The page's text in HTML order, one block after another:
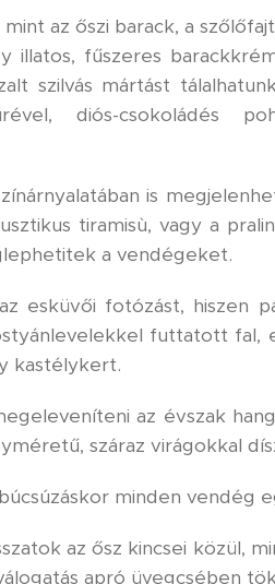
az őszi barack, a
illatos, fűszeres
szilvás mártást
diós-csokoládés
is
tiramisù, vagy a
a vendégeket.
esküvői fotózást, hiszen
futtatott fal,
kastélykert.
az évszak
száraz virágokkal
minden vendég
az ősz kincsei közül,
apró üvegcsében